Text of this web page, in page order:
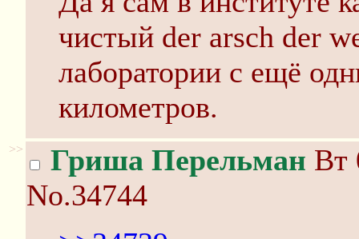
чистый der arsch der
лаборатории с ещё
километров.
>> Гриша Перельман Вт
No.34744